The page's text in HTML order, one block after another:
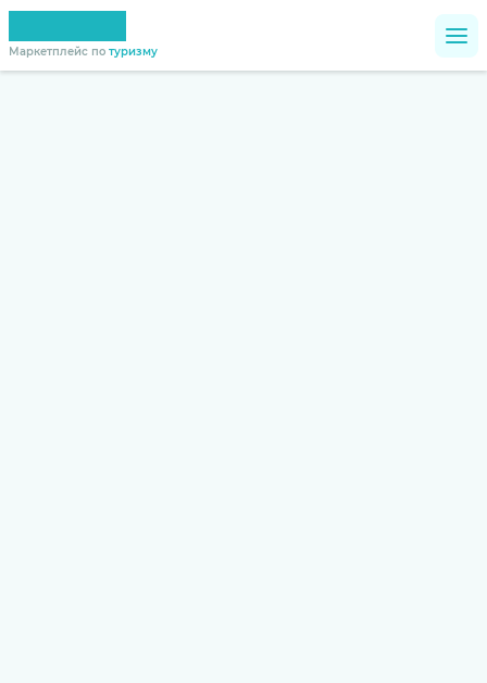
Маркетплейс по туризму